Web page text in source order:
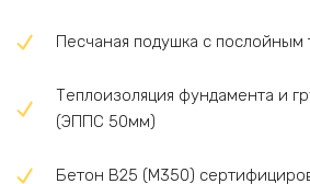
Песчаная подушка с послойным
Теплоизоляция фундамента и
(ЭППС 50мм)
Бетон В25 (М350)